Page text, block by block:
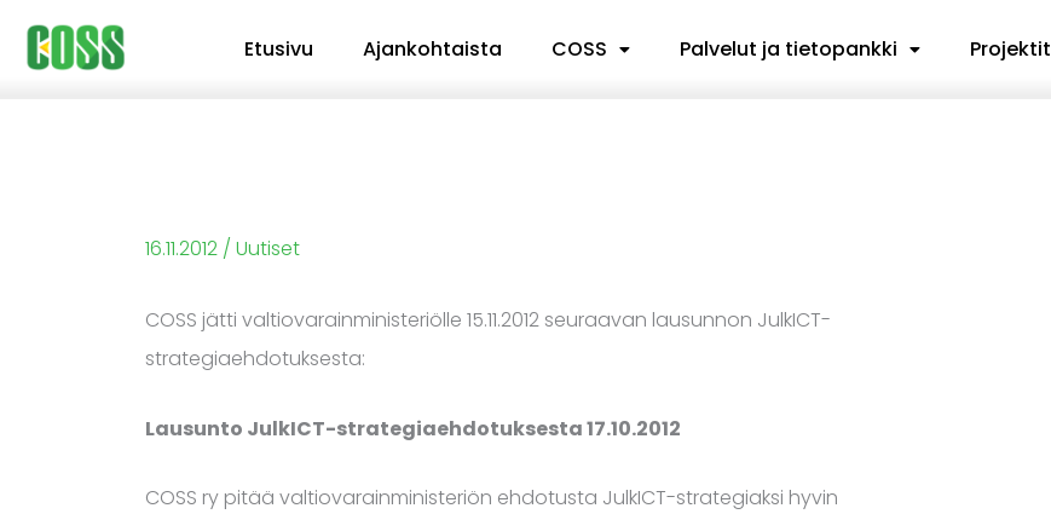
Siirry
sisältöön
Etusivu Ajankohtaista COSS Palvelut ja tietopankki Projektit
16.11.2012 / Uutiset
COSS jätti valtiovarainministeriölle 15.11.2012 seuraavan lausunnon JulkICT-
strategiaehdotuksesta:
Lausunto JulkICT-strategiaehdotuksesta 17.10.2012
COSS ry pitää valtiovarainministeriön ehdotusta JulkICT-strategiaksi hyvin